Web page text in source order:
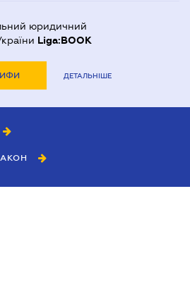
юридичний
Liga:BOOK
ДЕТАЛЬНІШЕ